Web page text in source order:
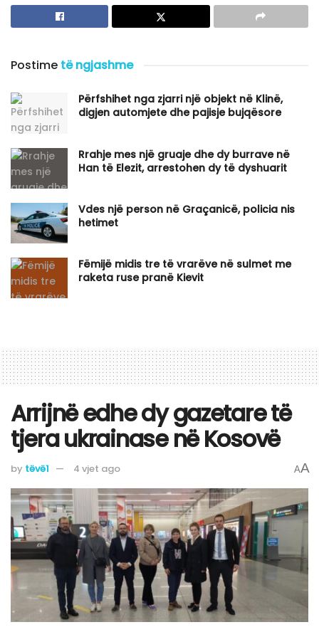
Postime të ngjashme
Përfshihet nga zjarri një objekt në Klinë,
digjen automjete dhe pajisje bujqësore
Rrahje mes një gruaje dhe dy burrave në
Han të Elezit, arrestohen dy të dyshuarit
Vdes një person në Graçanicë, policia nis
hetimet
Fëmijë midis tre të vrarëve në sulmet me
raketa ruse pranë Kievit
Arrijnë edhe dy gazetare të
tjera ukrainase në Kosovë
by tëvë1 4 vjet ago AA